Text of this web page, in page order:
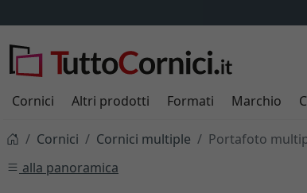
Cornici Altri prodotti Formati Marchio
Cornici Cornici multiple
Portafoto
alla panoramica